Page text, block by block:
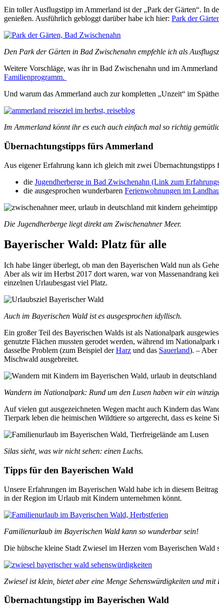
Ein toller Ausflugstipp im Ammerland ist der „Park der Gärten“. In
genießen. Ausführlich gebloggt darüber habe ich hier: Park der
Den Park der Gärten in Bad Zwischenahn empfehle ich als
Weitere Vorschläge, was ihr in Bad Zwischenahn und im
Familienprogramm.
Und warum das Ammerland auch zur kompletten „Unzeit“ im
Im Ammerland könnt ihr es euch auch einfach mal so richtig
Übernachtungstipps fürs Ammerland
Aus eigener Erfahrung kann ich gleich mit zwei Übernachtungstipps
die Jugendherberge in Bad Zwischenahn (Link zum
die ausgesprochen wunderbaren Ferienwohnungen im
Die Jugendherberge liegt direkt am Zwischenahner Meer.
Bayerischer Wald: Platz für alle
Ich habe länger überlegt, ob man den Bayerischen Wald nun als
Aber als wir im Herbst 2017 dort waren, war von Massenandrang
einzelnen Urlaubesgast viel Platz.
Auch im Bayerischen Wald ist es ausgesprochen idyllisch.
Ein großer Teil des Bayerischen Walds ist als Nationalpark
genutzte Flächen mussten gerodet werden, während im
dasselbe Problem (zum Beispiel derHarz und das Sauerland). – Aber
Mischwald ausgebreitet.
Wandern im Nationalpark: Rund um den Lusen haben wir ein
Auf vielen gut ausgezeichneten Wegen macht auch Kindern das
Tierpark leben die heimischen Wildtiere so artgerecht, dass es
Silas sieht, was wir nicht sehen: einen Luchs.
Tipps für den Bayerischen Wald
Unsere Erfahrungen im Bayerischen Wald habe ich in diesem
in der Region im Urlaub mit Kindern unternehmen könnt.
Familienurlaub im Bayerischen Wald kann so wunderbar sein!
Die hübsche kleine Stadt Zwiesel im Herzen vom Bayerischen
Zwiesel ist klein, bietet aber eine Menge Sehenswürdigkeiten und
Übernachtungstipp im Bayerischen Wald